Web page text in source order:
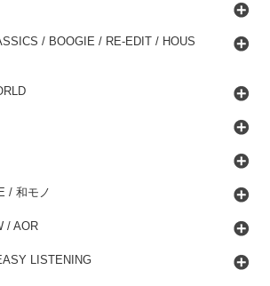
/ BOOGIE / RE-EDIT / HOUS
/ 和モノ
/ AOR
LISTENING